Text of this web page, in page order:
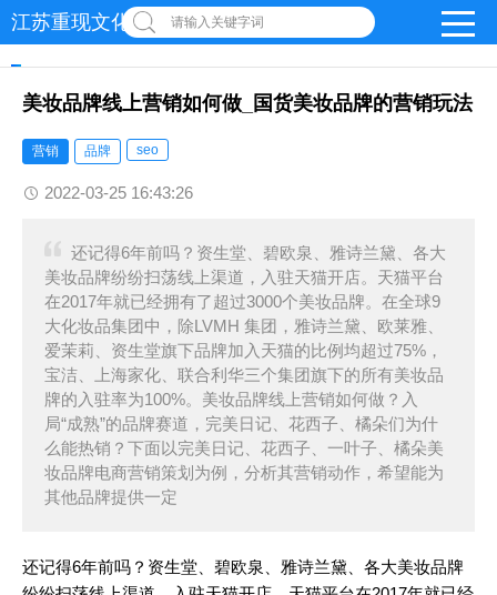
江苏重现文化发展有限公司
请输入关键字词
美妆品牌线上营销如何做_国货美妆品牌的营销玩法
营销 品牌 seo
2022-03-25 16:43:26
还记得6年前吗？资生堂、碧欧泉、雅诗兰黛、各大
美妆品牌纷纷扫荡线上渠道，入驻天猫开店。天猫平台
在2017年就已经拥有了超过3000个美妆品牌。在全球9
大化妆品集团中，除LVMH 集团，雅诗兰黛、欧莱雅、
爱茉莉、资生堂旗下品牌加入天猫的比例均超过75%，
宝洁、上海家化、联合利华三个集团旗下的所有美妆品
牌的入驻率为100%。美妆品牌线上营销如何做？入
局“成熟”的品牌赛道，完美日记、花西子、橘朵们为什
么能热销？下面以完美日记、花西子、一叶子、橘朵美
妆品牌电商营销策划为例，分析其营销动作，希望能为
其他品牌提供一定
还记得6年前吗？资生堂、碧欧泉、雅诗兰黛、各大美妆品牌